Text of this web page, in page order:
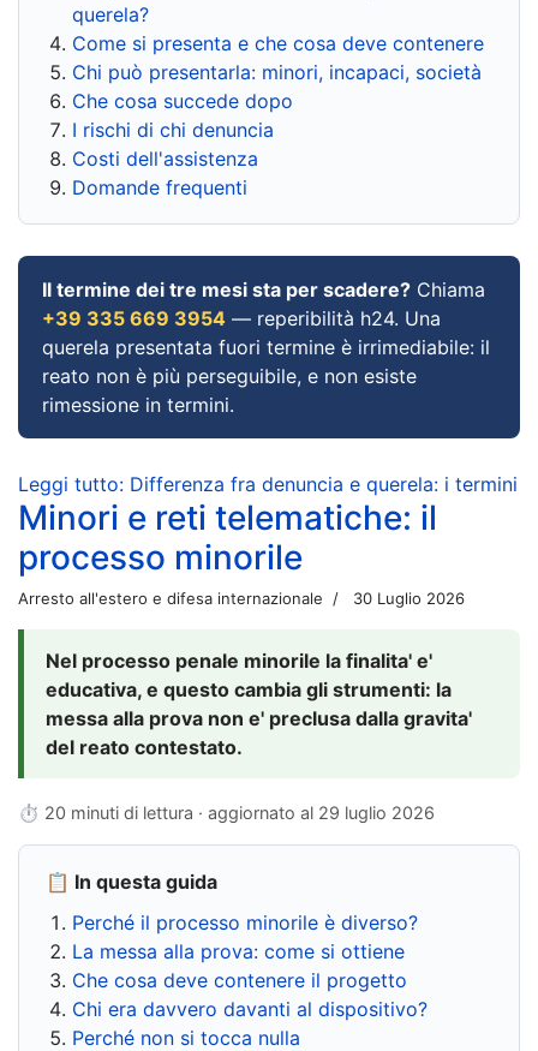
querela?
Come si presenta e che cosa deve contenere
Chi può presentarla: minori, incapaci, società
Che cosa succede dopo
I rischi di chi denuncia
Costi dell'assistenza
Domande frequenti
Il termine dei tre mesi sta per scadere? Chiama
+39 335 669 3954 — reperibilità h24. Una
querela presentata fuori termine è irrimediabile: il
reato non è più perseguibile, e non esiste
rimessione in termini.
Leggi tutto: Differenza fra denuncia e querela: i termini
Minori e reti telematiche: il
processo minorile
Arresto all'estero e difesa internazionale 30 Luglio 2026
Nel processo penale minorile la finalita' e'
educativa, e questo cambia gli strumenti: la
messa alla prova non e' preclusa dalla gravita'
del reato contestato.
⏱ 20 minuti di lettura · aggiornato al 29 luglio 2026
📋 In questa guida
Perché il processo minorile è diverso?
La messa alla prova: come si ottiene
Che cosa deve contenere il progetto
Chi era davvero davanti al dispositivo?
Perché non si tocca nulla